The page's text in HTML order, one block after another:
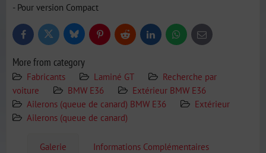
- Pour version Compact
FacebookTwitter BlueskyPinterestReddit LinkedInWhatsApp
E-
mail
More from category
Fabricants Laminé GT
Recherche par
voiture
BMW E36
Extérieur BMW E36
Ailerons (queue de canard) BMW E36
Extérieur
Ailerons (queue de canard)
Galerie Informations Complémentaires